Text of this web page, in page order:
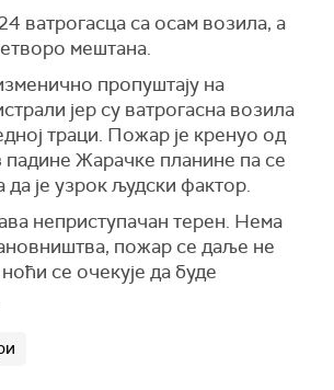
ватрогасца са осам возила, а
мештана.
пропуштају на
јер су ватрогасна возила
траци. Пожар је кренуо од
падине Жарачке планине па се
је узрок људски фактор.
неприступачан терен. Нема
пожар се даље не
се очекује да буде